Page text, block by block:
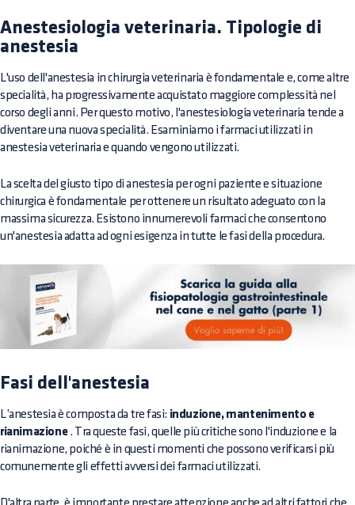
Anestesiologia veterinaria. Tipologie di
anestesia
L'uso dell'anestesia in chirurgia veterinaria è fondamentale e, come altre
specialità, ha progressivamente acquistato maggiore complessità nel
corso degli anni. Per questo motivo, l'anestesiologia veterinaria tende a
diventare una nuova specialità. Esaminiamo i farmaci utilizzati in
anestesia veterinaria e quando vengono utilizzati.
La scelta del giusto tipo di anestesia per ogni paziente e situazione
chirurgica è fondamentale per ottenere un risultato adeguato con la
massima sicurezza. Esistono innumerevoli farmaci che consentono
un'anestesia adatta ad ogni esigenza in tutte le fasi della procedura.
Fasi dell'anestesia
L’anestesia è composta da tre fasi: induzione, mantenimento e
rianimazione. Tra queste fasi, quelle più critiche sono l'induzione e la
rianimazione, poiché è in questi momenti che possono verificarsi più
comunemente gli effetti avversi dei farmaci utilizzati.